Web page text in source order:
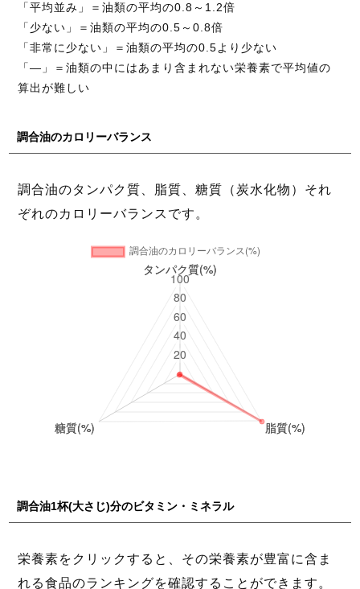
「平均並み」＝油類の平均の0.8～1.2倍
「少ない」＝油類の平均の0.5～0.8倍
「非常に少ない」＝油類の平均の0.5より少ない
「―」＝油類の中にはあまり含まれない栄養素で平均値の
算出が難しい
調合油のカロリーバランス
調合油のタンパク質、脂質、糖質（炭水化物）それ
ぞれのカロリーバランスです。
調合油1杯(大さじ)分のビタミン・ミネラル
栄養素をクリックすると、その栄養素が豊富に含ま
れる食品のランキングを確認することができます。